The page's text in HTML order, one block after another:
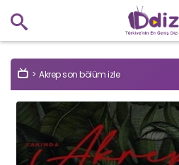
Akrep son bölüm izle